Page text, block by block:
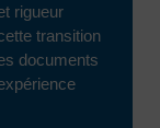
rigueur
transition
documents